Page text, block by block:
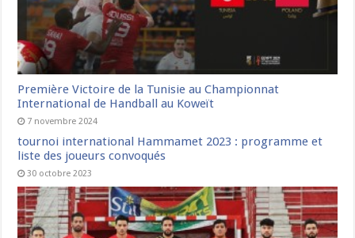
Première Victoire de la Tunisie au Championnat
International de Handball au Koweït
7 novembre 2024
tournoi international Hammamet 2023 : programme et
liste des joueurs convoqués
30 octobre 2023